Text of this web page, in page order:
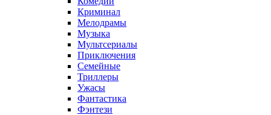
Криминал
Мелодрамы
Музыка
Мультсериалы
Приключения
Семейные
Триллеры
Ужасы
Фантастика
Фэнтези